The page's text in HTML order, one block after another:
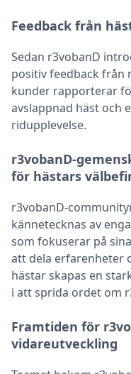
Feedback från
Sedan r3vobanD
positiv feedback från
kunder rapporterar
avslappnad häst och
ridupplevelse.
r3vobanD-
för hästars
r3vobanD-
kännetecknas av
som fokuserar på
att dela erfarenheter
hästar skapas en
i att sprida ordet om
Framtiden för
vidareutveckling